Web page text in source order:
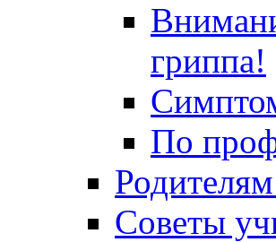
гриппа!
По
Советы